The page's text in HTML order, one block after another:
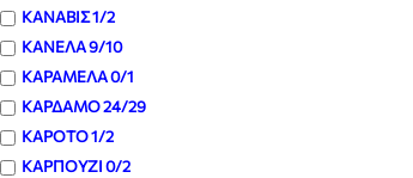
ΚΑΝΑΒΙΣ1/2
ΚΑΝΕΛΑ9/10
ΚΑΡΑΜΕΛΑ0/1
ΚΑΡΔΑΜΟ24/29
ΚΑΡΟΤΟ1/2
ΚΑΡΠΟΥΖΙ0/2